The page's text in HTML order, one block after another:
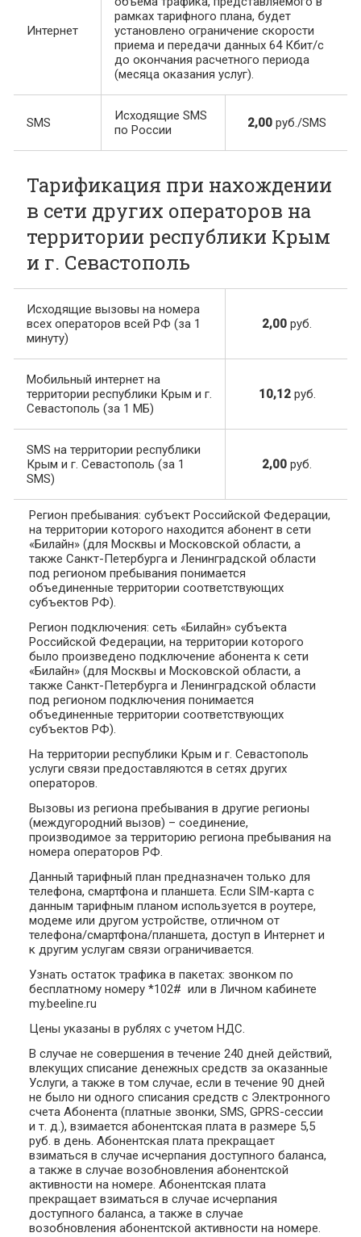
Интернет
рамках тарифного плана, будет
установлено ограничение скорости
приема и передачи данных 64 Кбит/с
до окончания расчетного периода
(месяца оказания услуг).
SMS
Исходящие SMS
по России
2,00 руб./SMS
Тарификация при нахождении
в сети других операторов на
территории республики Крым
и г. Севастополь
Исходящие вызовы на номера
всех операторов всей РФ (за 1
минуту)
2,00 руб.
Мобильный интернет на
территории республики Крым и г.
Севастополь (за 1 МБ)
10,12руб.
SMS на территории республики
Крым и г. Севастополь (за 1
SMS)
2,00 руб.
Регион пребывания: субъект Российской Федерации,
на территории которого находится абонент в сети
«Билайн» (для Москвы и Московской области, а
также Санкт-Петербурга и Ленинградской области
под регионом пребывания понимается
объединенные территории соответствующих
субъектов РФ).
Регион подключения: сеть «Билайн» субъекта
Российской Федерации, на территории которого
было произведено подключение абонента к сети
«Билайн» (для Москвы и Московской области, а
также Санкт-Петербурга и Ленинградской области
под регионом подключения понимается
объединенные территории соответствующих
субъектов РФ).
На территории республики Крым и г. Севастополь
услуги связи предоставляются в сетях других
операторов.
Вызовы из региона пребывания в другие регионы
(междугородний вызов) – соединение,
производимое за территорию региона пребывания на
номера операторов РФ.
Данный тарифный план предназначен только для
телефона, смартфона и планшета. Если SIM-карта с
данным тарифным планом используется в роутере,
модеме или другом устройстве, отличном от
телефона/смартфона/планшета, доступ в Интернет и
к другим услугам связи ограничивается.
Узнать остаток трафика в пакетах: звонком по
бесплатному номеру *102# или в Личном кабинете
my.beeline.ru
Цены указаны в рублях с учетом НДС.
В случае не совершения в течение 240 дней действий,
влекущих списание денежных средств за оказанные
Услуги, а также в том случае, если в течение 90 дней
не было ни одного списания средств с Электронного
счета Абонента (платные звонки, SMS, GPRS-сессии
и т. д.), взимается абонентская плата в размере 5,5
руб. в день. Абонентская плата прекращает
взиматься в случае исчерпания доступного баланса,
а также в случае возобновления абонентской
активности на номере. Абонентская плата
прекращает взиматься в случае исчерпания
доступного баланса, а также в случае
возобновления абонентской активности на номере.